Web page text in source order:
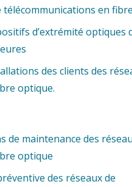
télécommunications en
d’extrémité optiques
des clients des
optique.
de maintenance des
optique
des réseaux de